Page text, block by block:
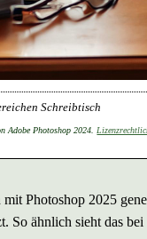
Schreibtisch
Adobe Photoshop 2024.
Photoshop 2025
So ähnlich sieht das